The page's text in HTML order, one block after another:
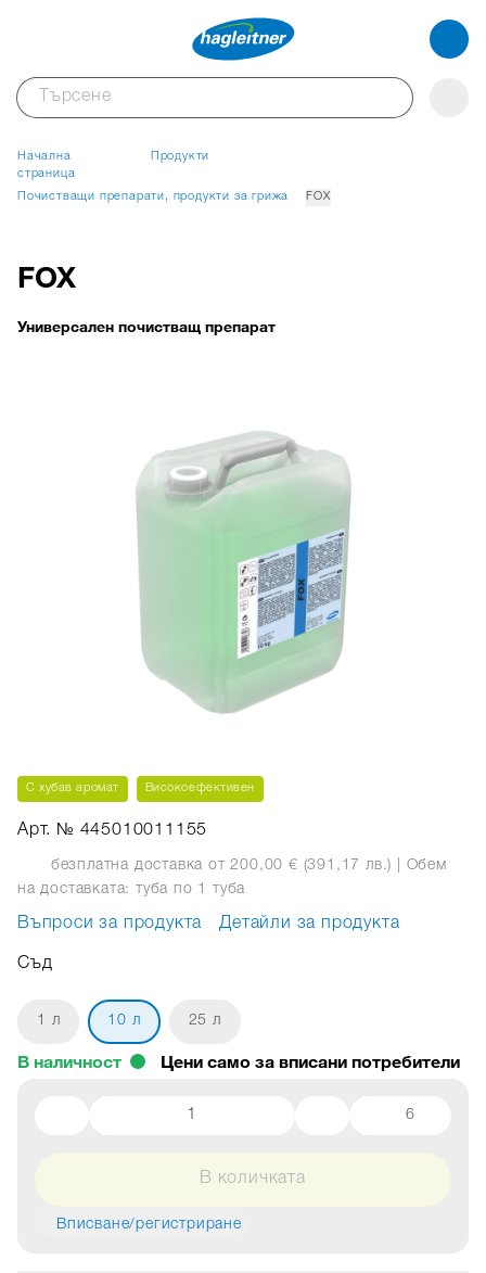
Начална
страница
Продукти
Почистващи препарати, продукти за грижа FOX
FOX
Универсален почистващ препарат
С хубав аромат Високоефективен
Арт. № 445010011155
безплатна доставка от 200,00 € (391,17 лв.) | Обем
на доставката: туба по 1 туба
Въпроси за продукта Детайли за продукта
Съд
1 л 10 л 25 л
В наличност
6
В количката
Вписване/регистриране